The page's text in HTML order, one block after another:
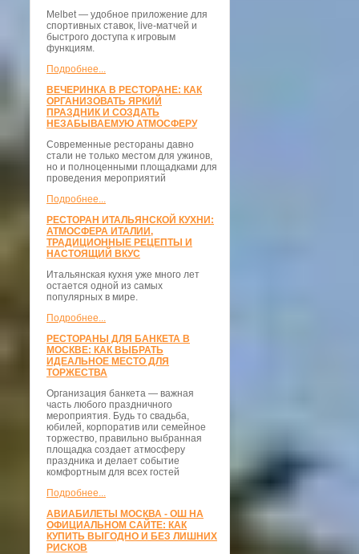
Melbet — удобное приложение для
спортивных ставок, live-матчей и
быстрого доступа к игровым
функциям.
Подробнее...
ВЕЧЕРИНКА В РЕСТОРАНЕ: КАК
ОРГАНИЗОВАТЬ ЯРКИЙ
ПРАЗДНИК И СОЗДАТЬ
НЕЗАБЫВАЕМУЮ АТМОСФЕРУ
Современные рестораны давно
стали не только местом для ужинов,
но и полноценными площадками для
проведения мероприятий
Подробнее...
РЕСТОРАН ИТАЛЬЯНСКОЙ КУХНИ:
АТМОСФЕРА ИТАЛИИ,
ТРАДИЦИОННЫЕ РЕЦЕПТЫ И
НАСТОЯЩИЙ ВКУС
Итальянская кухня уже много лет
остается одной из самых
популярных в мире.
Подробнее...
РЕСТОРАНЫ ДЛЯ БАНКЕТА В
МОСКВЕ: КАК ВЫБРАТЬ
ИДЕАЛЬНОЕ МЕСТО ДЛЯ
ТОРЖЕСТВА
Организация банкета — важная
часть любого праздничного
мероприятия. Будь то свадьба,
юбилей, корпоратив или семейное
торжество, правильно выбранная
площадка создает атмосферу
праздника и делает событие
комфортным для всех гостей
Подробнее...
АВИАБИЛЕТЫ МОСКВА - ОШ НА
ОФИЦИАЛЬНОМ САЙТЕ: КАК
КУПИТЬ ВЫГОДНО И БЕЗ ЛИШНИХ
РИСКОВ